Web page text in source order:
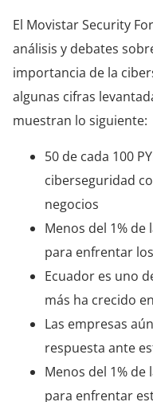
El Movistar Security
análisis y debates
importancia de la
algunas cifras
muestran lo siguiente:
50 de cada 100
ciberseguridad
negocios
Menos del 1%
para enfrentar
Ecuador es uno
más ha crecido
Las empresas
respuesta ante
Menos del 1%
para enfrentar